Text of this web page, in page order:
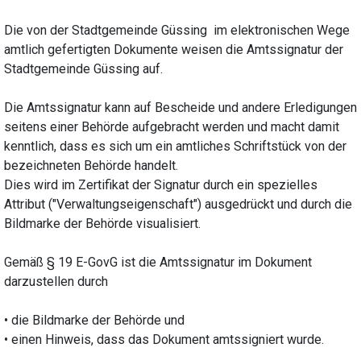
Die von der Stadtgemeinde Güssing im elektronischen Wege
amtlich gefertigten Dokumente weisen die Amtssignatur der
Stadtgemeinde Güssing auf.
Die Amtssignatur kann auf Bescheide und andere Erledigungen
seitens einer Behörde aufgebracht werden und macht damit
kenntlich, dass es sich um ein amtliches Schriftstück von der
bezeichneten Behörde handelt.
Dies wird im Zertifikat der Signatur durch ein spezielles
Attribut ("Verwaltungseigenschaft") ausgedrückt und durch die
Bildmarke der Behörde visualisiert.
Gemäß § 19 E-GovG ist die Amtssignatur im Dokument
darzustellen durch
• die Bildmarke der Behörde und
• einen Hinweis, dass das Dokument amtssigniert wurde.